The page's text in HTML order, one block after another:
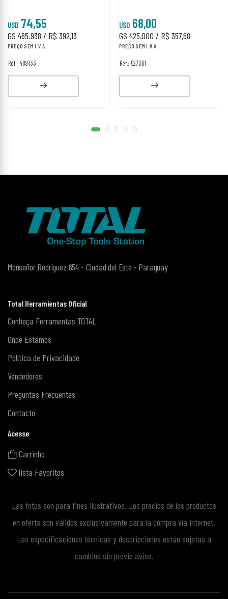
USD 74,55
GS 465.938 / R$ 392,13
PREÇO SEM I.V.A.
Ref.: 489133
USD 68,00
GS 425.000 / R$ 357,68
PREÇO SEM I.V.A.
Ref.: 527361
Monseñor Rodríguez 654 - Ciudad del Este - Paraguay
Total Herramientas Oficial
Conheça Ferramentas TOTAL
Onde Estamos
Política de Privacidade
Vendedores
Preguntas Frecuentes
Contacto
Acesse
Carrinho
lista Favoritos
Las fotos son para fines ilustrativos. Los precios de los productos
en oferta son válidos exclusivamente para la compra vía internet.
Las especificaciones técnicas y descripciones están sujetas a
cambios sin previo aviso.